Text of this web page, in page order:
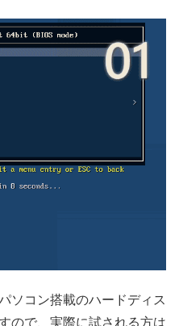
ソコン搭載のハードディス
ので、実際に試される方は